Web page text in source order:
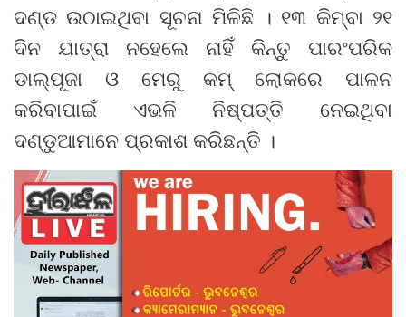
ଦଣ୍ଡ ଉଠାଇଥିବା ସୂଚନା ମିଳିଛି । ୧୩ କିମ୍ବା ୨୧
ଦିନ ଯାତ୍ରା ନହେଲେ ନାହିଁ କିନ୍ତୁ ପାରଂପରିକ
ଡାଲ୍‌ପୂଜା ଓ ମେରୁ କମ୍ ଲୋକରେ ପାଳନ
କରିବାପାଇଁ ଏଭଳି ନିଷ୍ପତ୍ତି ନେଇଥିବା
ଦଣ୍ଡୁଆମାନେ ପ୍ରକାଶ କରିଛନ୍ତି ।